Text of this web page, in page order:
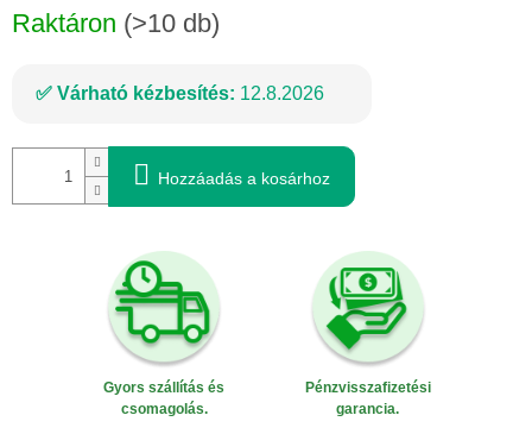
Raktáron (>10 db)
Várható kézbesítés: 12.8.2026
Hozzáadás a kosárhoz
Gyors szállítás és
csomagolás.
Pénzvisszafizetési
garancia.